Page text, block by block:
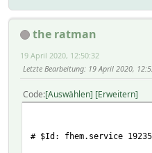
the ratman
19 April 2020, 12:50:32
Letzte Bearbeitung: 19 April 2020,
Code Auswählen Erweitern
# $Id: fhem.service